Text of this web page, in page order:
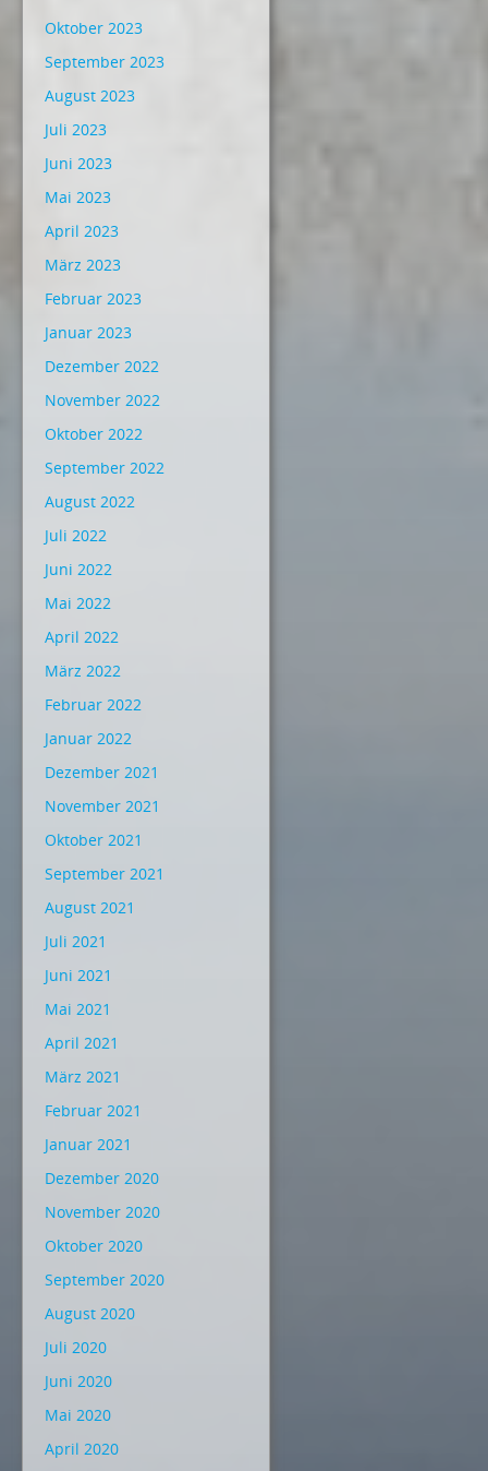
Oktober 2023
September 2023
August 2023
Juli 2023
Juni 2023
Mai 2023
April 2023
März 2023
Februar 2023
Januar 2023
Dezember 2022
November 2022
Oktober 2022
September 2022
August 2022
Juli 2022
Juni 2022
Mai 2022
April 2022
März 2022
Februar 2022
Januar 2022
Dezember 2021
November 2021
Oktober 2021
September 2021
August 2021
Juli 2021
Juni 2021
Mai 2021
April 2021
März 2021
Februar 2021
Januar 2021
Dezember 2020
November 2020
Oktober 2020
September 2020
August 2020
Juli 2020
Juni 2020
Mai 2020
April 2020